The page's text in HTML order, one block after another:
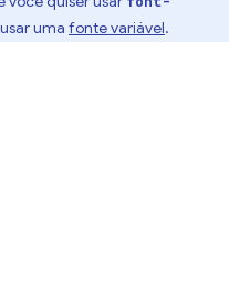
uma fonte variável.